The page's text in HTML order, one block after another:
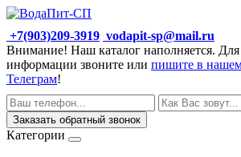
+7(903)209-3919 vodapit-sp@mail.ru
Внимание! Наш каталог наполняется. Для
информации звоните или пишите в нашем
Телеграм!
Заказать обратный звонок
Категории